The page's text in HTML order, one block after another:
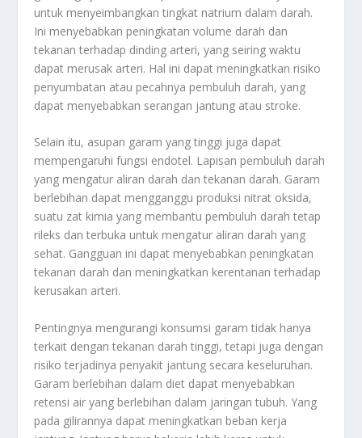
untuk menyeimbangkan tingkat natrium dalam darah.
Ini menyebabkan peningkatan volume darah dan
tekanan terhadap dinding arteri, yang seiring waktu
dapat merusak arteri. Hal ini dapat meningkatkan risiko
penyumbatan atau pecahnya pembuluh darah, yang
dapat menyebabkan serangan jantung atau stroke.
Selain itu, asupan garam yang tinggi juga dapat
mempengaruhi fungsi endotel. Lapisan pembuluh darah
yang mengatur aliran darah dan tekanan darah. Garam
berlebihan dapat mengganggu produksi nitrat oksida,
suatu zat kimia yang membantu pembuluh darah tetap
rileks dan terbuka untuk mengatur aliran darah yang
sehat. Gangguan ini dapat menyebabkan peningkatan
tekanan darah dan meningkatkan kerentanan terhadap
kerusakan arteri.
Pentingnya mengurangi konsumsi garam tidak hanya
terkait dengan tekanan darah tinggi, tetapi juga dengan
risiko terjadinya penyakit jantung secara keseluruhan.
Garam berlebihan dalam diet dapat menyebabkan
retensi air yang berlebihan dalam jaringan tubuh. Yang
pada gilirannya dapat meningkatkan beban kerja